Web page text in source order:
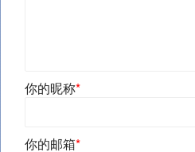
你的昵称*
你的邮箱*